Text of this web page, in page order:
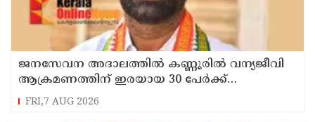
ജനസേവന അദാലത്തിൽ കണ്ണൂരിൽ വന്യജീവി
ആക്രമണത്തിന് ഇരയായ 30 പേർക്ക്
സഹായധനം അനുവദിച്ചു
FRI,7 AUG 2026